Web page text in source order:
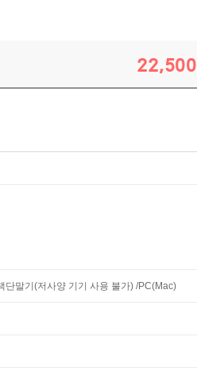
22,500
단말기(저사양 기기 사용 불가) /PC(Mac)